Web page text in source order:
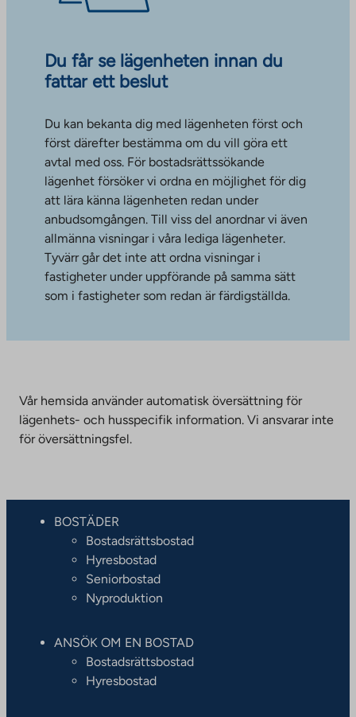
Du får se lägenheten innan du
fattar ett beslut
Du kan bekanta dig med lägenheten först och
först därefter bestämma om du vill göra ett
avtal med oss. För bostadsrättssökande
lägenhet försöker vi ordna en möjlighet för dig
att lära känna lägenheten redan under
anbudsomgången. Till viss del anordnar vi även
allmänna visningar i våra lediga lägenheter.
Tyvärr går det inte att ordna visningar i
fastigheter under uppförande på samma sätt
som i fastigheter som redan är färdigställda.
Vår hemsida använder automatisk översättning för
lägenhets- och husspecifik information. Vi ansvarar inte
för översättningsfel.
BOSTÄDER
Bostadsrättsbostad
Hyresbostad
Seniorbostad
Nyproduktion
ANSÖK OM EN BOSTAD
Bostadsrättsbostad
Hyresbostad